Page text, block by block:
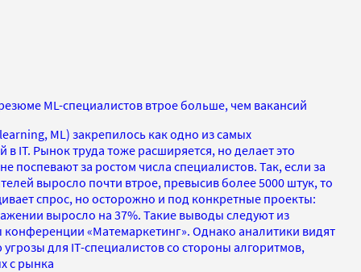
ML-специалистов втрое больше, чем вакансий
ML) закрепилось как одно из самых
IT. Рынок труда тоже расширяется, но делает это
поспевают за ростом числа специалистов. Так, если за
выросло почти втрое, превысив более 5000 штук, то
спрос, но осторожно и под конкретные проекты:
выросло на 37%. Такие выводы следуют из
«Матемаркетинг». Однако аналитики видят
угрозы для IT-специалистов со стороны алгоритмов,
с рынка